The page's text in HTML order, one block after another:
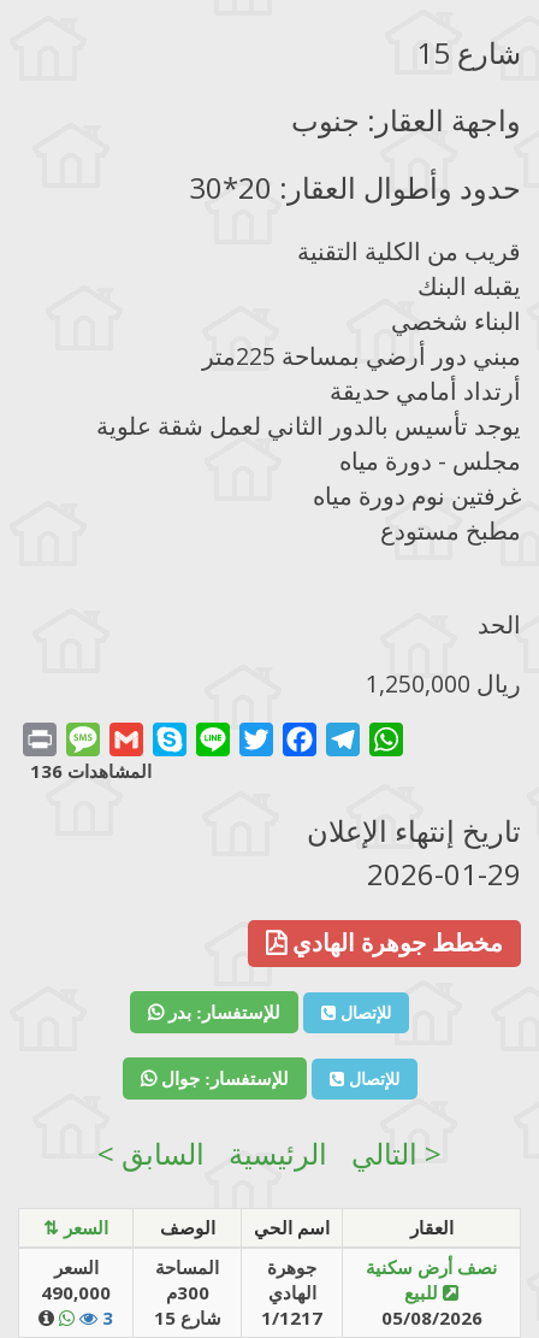
شارع 15
واجهة العقار: جنوب
حدود وأطوال العقار: 20*30
قريب من الكلية التقنية
يقبله البنك
البناء شخصي
مبني دور أرضي بمساحة 225متر
أرتداد أمامي حديقة
يوجد تأسيس بالدور الثاني لعمل شقة علوية
مجلس - دورة مياه
غرفتين نوم دورة مياه
مطبخ مستودع
الحد
1,250,000 ريال
Print Message
GmailSkype Line TwitterFacebookTelegram
المشاهدات 136
تاريخ إنتهاء الإعلان
2026-01-29
مخطط جوهرة الهادي
للإستفسار: بدر للإتصال
للإستفسار: جوال للإتصال
< السابق الرئيسية التالي >
⇅ السعر الوصف اسم الحي
العقار
السعر
490,000
3
المساحة
300م
شارع 15
جوهرة
الهادي
1/1217
نصف أرض سكنية
05/08/2026